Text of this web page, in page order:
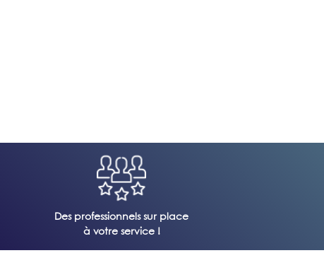
Des professionnels sur place
à votre service !